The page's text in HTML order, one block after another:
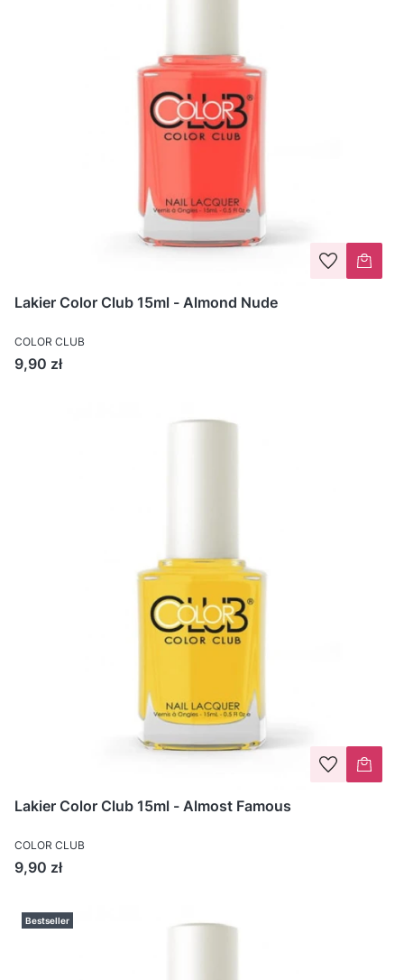
Lakier Color Club 15ml - Almond Nude
COLOR CLUB
Cena
9,90 zł
Lakier Color Club 15ml - Almost Famous
COLOR CLUB
Cena
9,90 zł
Bestseller